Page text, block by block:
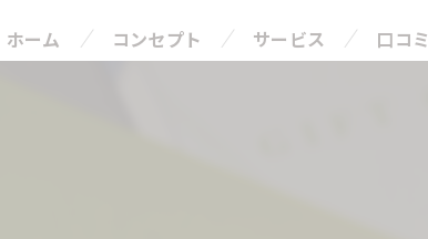
ホーム コンセプト サービス 口コミ